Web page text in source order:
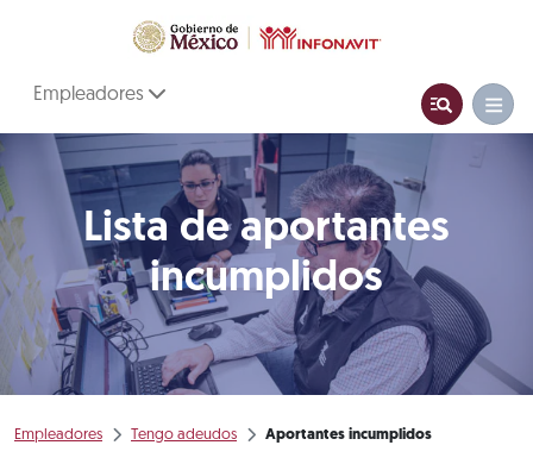
Empleadores
Lista de aportantes
incumplidos
Empleadores Tengo adeudos Aportantes incumplidos